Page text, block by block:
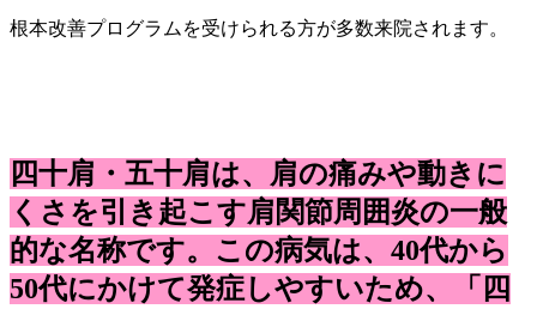
根本改善プログラムを受けられる方が多数来院されます。
四十肩・五十肩は、肩の痛みや動きに
くさを引き起こす肩関節周囲炎の一般
的な名称です。この病気は、40代から
50代にかけて発症しやすいため、「四